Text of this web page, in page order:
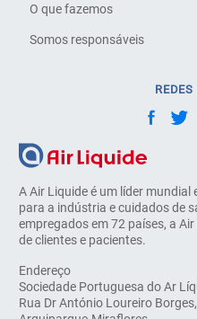
A Air Liquide é um líder
para a indústria e cuidados de
empregados em 72 países, a
de clientes e pacientes.
Endereço
Sociedade Portuguesa do Ar
Rua Dr António Loureiro
O que fazemos
Somos responsáveis